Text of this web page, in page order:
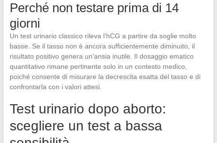
Perché non testare prima di 14
giorni
Un test urinario classico rileva l’hCG a partire da soglie molto
basse. Se il tasso non è ancora sufficientemente diminuito, il
risultato positivo genera un’ansia inutile. Il dosaggio ematico
quantitativo rimane pertinente solo in un contesto medico,
poiché consente di misurare la decrescita esatta del tasso e di
confrontarla con i valori attesi.
Test urinario dopo aborto:
scegliere un test a bassa